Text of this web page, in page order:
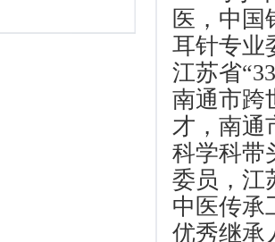
医，中
耳针专业
江苏省
南通市跨
才，南通
科学科带
委员，江
中医传承
优秀继承